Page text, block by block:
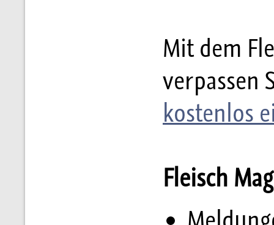
Mit dem
verpassen
kostenlos
Fleisch